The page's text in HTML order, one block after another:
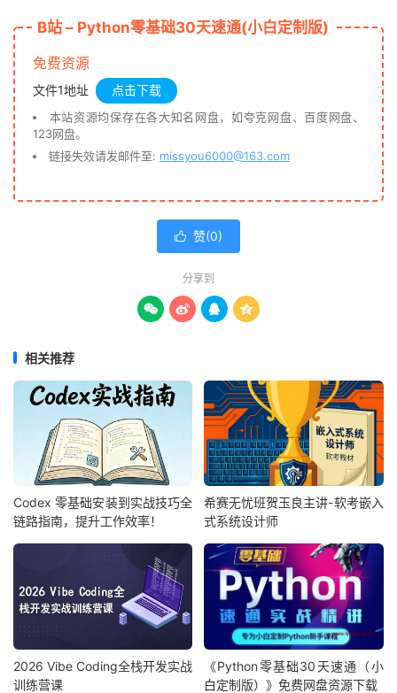
B站 – Python零基础30天速通(小白定制版)
免费资源
文件1地址 点击下载
本站资源均保存在各大知名网盘，如夸克网盘、百度网盘、
123网盘。
链接失效请发邮件至: missyou6000@163.com
 赞(0)
分享到
   
相关推荐
Codex 零基础安装到实战技巧全
链路指南，提升工作效率！
希赛无忧班贺玉良主讲-软考嵌入
式系统设计师
2026 Vibe Coding全栈开发实战
训练营课
《Python零基础30天速通（小
白定制版）》免费网盘资源下载